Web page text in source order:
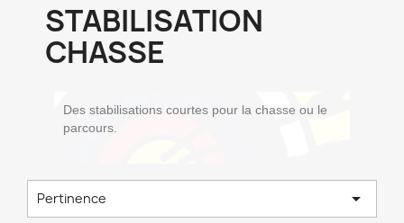
STABILISATION
CHASSE
Des stabilisations courtes pour la chasse ou le
parcours.
Pertinence 